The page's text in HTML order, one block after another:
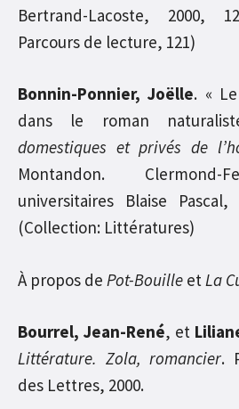
Bertrand-Lacoste, 2000,
Parcours de lecture, 121)
Bonnin-Ponnier, Joëlle. «
dans le roman
domestiques et privés de
Montandon. Clermond-
universitaires Blaise Pascal,
(Collection: Littératures)
À propos de Pot-Bouille et La
Bourrel, Jean-René, et
Littérature. Zola, romancier.
des Lettres, 2000.